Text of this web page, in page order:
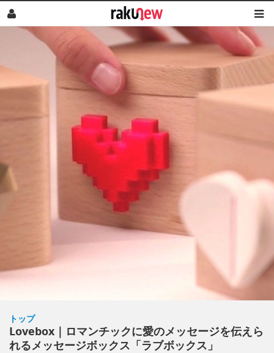
トップ
Lovebox｜ロマンチックに愛のメッセージを伝えら
れるメッセージボックス「ラブボックス」